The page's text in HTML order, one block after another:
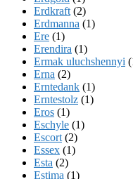
Erdkraft (2)
Erdmanna (1)
Ere (1)
Erendira (1)
Ermak uluchshennyi
Erna (2)
Erntedank (1)
Erntestolz (1)
Eros (1)
Eschyle (1)
Escort (2)
Essex (1)
Esta (2)
Estima (1)